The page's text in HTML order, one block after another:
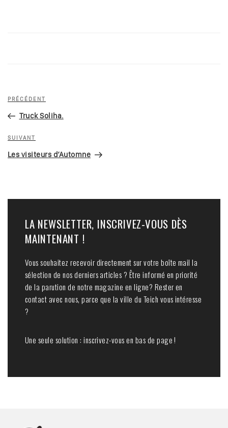
PRÉCÉDENT
Truck Soliha.
SUIVANT
Les visiteurs d’Automne
LA NEWSLETTER, INSCRIVEZ-VOUS DÈS
MAINTENANT !
Vous souhaitez recevoir directement sur votre boîte mail la
sélection de nos derniers articles ? Être informé en priorité
de la parution de notre magazine en ligne? Rester en
contact avec nous, parce que la ville du Teich vous intéresse
?
Une seule solution : inscrivez-vous en bas de page !